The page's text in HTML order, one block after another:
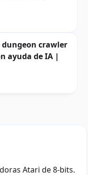
crawler
ayuda de IA |
Atari de 8-bits.